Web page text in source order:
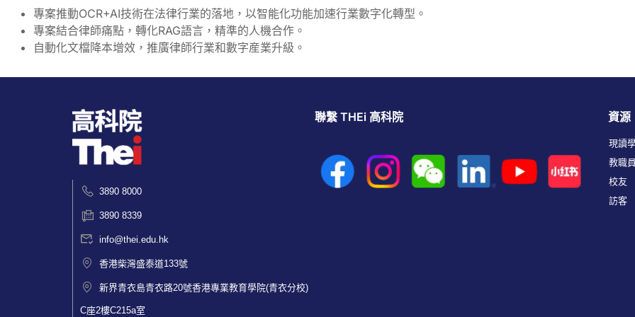
專案推動OCR+AI技術在法律行業的落地，以智能化功能加速行業數字化轉型。
專案結合律師痛點，轉化RAG語言，精準的人機合作。
自動化文檔降本增效，推廣律師行業和數字産業升級。
3890 8000
3890 8339
info@thei.edu.hk
香港柴灣盛泰道133號
新界青衣島青衣路20號香港專業教育學院(青衣分校)
C座2樓C215a室
聯繫 THEi 高科院 資源
現讀
教職
校友
訪客